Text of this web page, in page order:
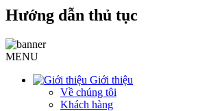
Hướng dẫn thủ tục
MENU
Giới thiệu
Về chúng tôi
Khách hàng